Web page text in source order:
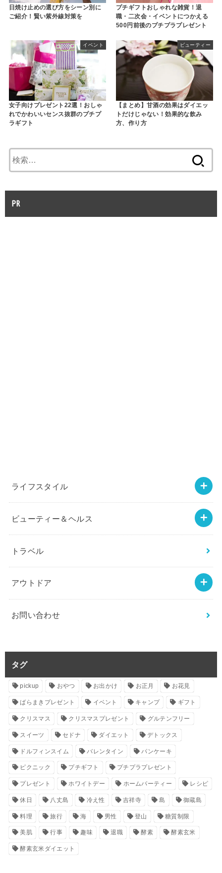
日焼け止めの選び方をシーン別に
ご紹介！賢い紫外線対策を
プチギフトおしゃれな雑貨！退
職・二次会・イベントにつかえる
500円前後のプチプラプレゼント
イベント
女子向けプレゼント22選！おしゃ
れでかわいいセンス抜群のプチプ
ラギフト
ビューティー
【まとめ】甘酒の効果はダイエッ
トだけじゃない！効果的な飲み
方、作り方
索:
PR
ライフスタイル
ビューティー＆ヘルス
トラベル
アウトドア
お問い合わせ
タグ
pickup おやつ お出かけ お正月 お花見
ばらまきプレゼント イベント キャンプ ギフト
クリスマス クリスマスプレゼント グルテンフリー
スイーツ セドナ ダイエット デトックス
ドルフィンスイム バレンタイン パンケーキ
ピクニック プチギフト プチプラプレゼント
プレゼント ホワイトデー ホームパーティー レシピ
休日 八丈島 冷え性 吉祥寺 島 御蔵島
料理 旅行 海 男性 登山 糖質制限
美肌 行事 趣味 退職 酵素 酵素玄米
酵素玄米ダイエット